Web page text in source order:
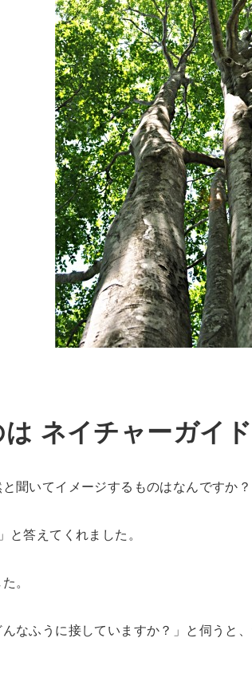
ネイチャーガイド
聞いてイメージするものはなんですか？
答えてくれました。
。
なふうに接していますか？」と伺うと